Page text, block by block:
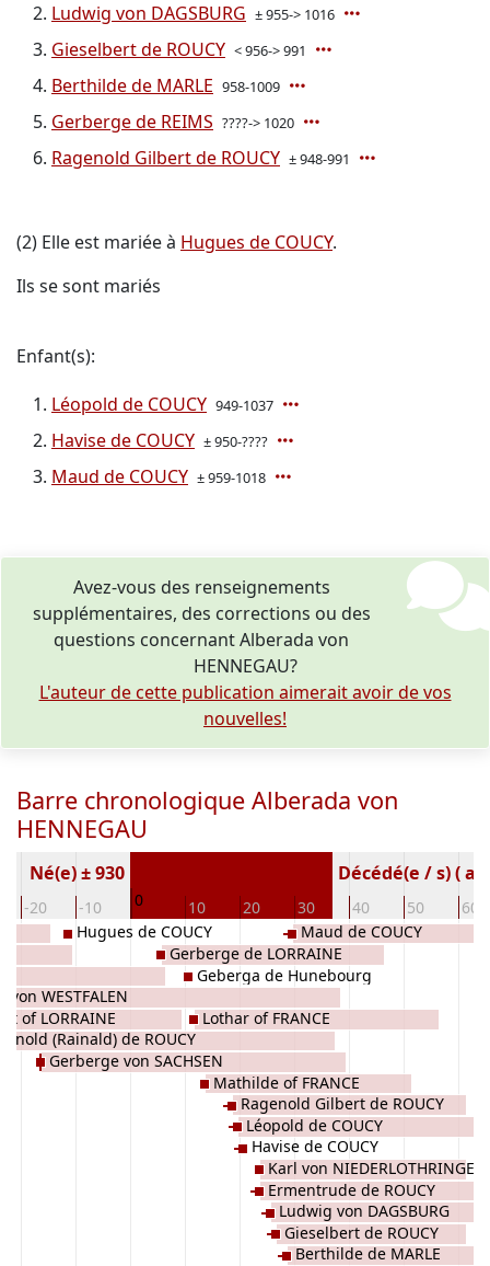
Ludwig von DAGSBURG ± 955-> 1016
Gieselbert de ROUCY < 956-> 991
Berthilde de MARLE 958-1009
Gerberge de REIMS ????-> 1020
Ragenold Gilbert de ROUCY ± 948-991
(2) Elle est mariée à Hugues de COUCY.
Ils se sont mariés
Enfant(s):
Léopold de COUCY 949-1037
Havise de COUCY ± 950-????
Maud de COUCY ± 959-1018
Avez-vous des renseignements
supplémentaires, des corrections ou des
questions concernant Alberada von
HENNEGAU?
L'auteur de cette publication aimerait avoir de vos
nouvelles!
Barre chronologique Alberada von
HENNEGAU
-20 -10 0 10 20 30 40 50 60
Né(e) ± 930 Décédé(e / s) (
WESTFALEN
of LORRAINE
(Rainald) de ROUCY
Gerberge von SACHSEN
Hugues de COUCY
Gerberge de LORRAINE
Geberga de Hunebourg
Lothar of FRANCE
Mathilde of FRANCE
Ragenold Gilbert de ROUCY
Léopold de COUCY
Havise de COUCY
Karl von NIEDERLOTHRINGEN
Ermentrude de ROUCY
Ludwig von DAGSBURG
Gieselbert de ROUCY
Berthilde de MARLE
Maud de COUCY